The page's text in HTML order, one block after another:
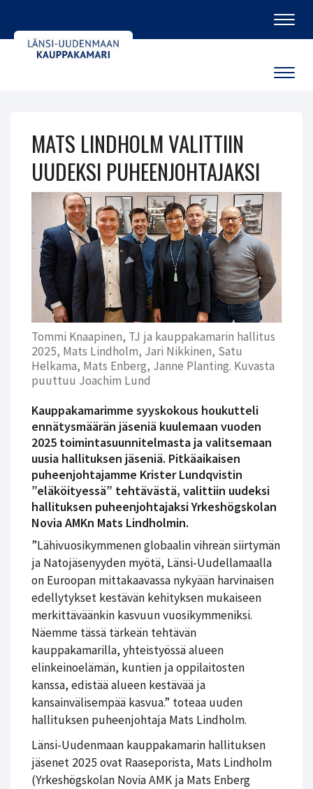
MATS LINDHOLM VALITTIIN
UUDEKSI PUHEENJOHTAJAKSI
Tommi Knaapinen, TJ ja kauppakamarin hallitus
2025, Mats Lindholm, Jari Nikkinen, Satu
Helkama, Mats Enberg, Janne Planting. Kuvasta
puuttuu Joachim Lund
Kauppakamarimme syyskokous houkutteli
ennätysmäärän jäseniä kuulemaan vuoden
2025 toimintasuunnitelmasta ja valitsemaan
uusia hallituksen jäseniä. Pitkäaikaisen
puheenjohtajamme Krister Lundqvistin
”eläköityessä” tehtävästä, valittiin uudeksi
hallituksen puheenjohtajaksi Yrkeshögskolan
Novia AMKn Mats Lindholmin.
”Lähivuosikymmenen globaalin vihreän siirtymän
ja Natojäsenyyden myötä, Länsi-Uudellamaalla
on Euroopan mittakaavassa nykyään harvinaisen
edellytykset kestävän kehityksen mukaiseen
merkittäväänkin kasvuun vuosikymmeniksi.
Näemme tässä tärkeän tehtävän
kauppakamarilla, yhteistyössä alueen
elinkeinoelämän, kuntien ja oppilaitosten
kanssa, edistää alueen kestävää ja
kansainvälisempää kasvua.” toteaa uuden
hallituksen puheenjohtaja Mats Lindholm.
Länsi-Uudenmaan kauppakamarin hallituksen
jäsenet 2025 ovat Raaseporista, Mats Lindholm
(Yrkeshögskolan Novia AMK ja Mats Enberg